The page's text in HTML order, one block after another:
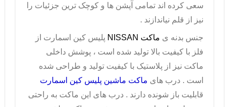
سعی کرده اند تمامی آپشن ها و کوچک ترین جزئیات را
نیز از قلم نیاندازند .
جنس بدنه ی ماکت NISSAN
پلیس کین اسمارت از
فلز با کیفیت بالا تولید شده است ، پوشش داخلی
ماکت نیز از پلاستیک با کیفیت تولید و طراحی شده
است . درب های ماکت ماشین پلیس کین اسمارت
قابلیت باز شونده دارند . درب های این ماکت به راحتی